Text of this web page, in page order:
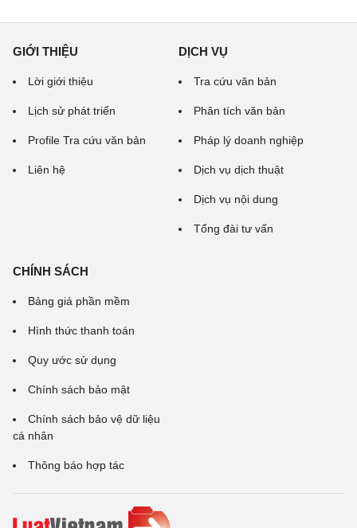
GIỚI THIỆU
Lời giới thiệu
Lịch sử phát triển
Profile Tra cứu văn bản
Liên hệ
DỊCH VỤ
Tra cứu văn bản
Phân tích văn bản
Pháp lý doanh nghiệp
Dịch vụ dịch thuật
Dịch vụ nội dung
Tổng đài tư vấn
CHÍNH SÁCH
Bảng giá phần mềm
Hình thức thanh toán
Quy ước sử dụng
Chính sách bảo mật
Chính sách bảo vệ dữ liệu
cá nhân
Thông báo hợp tác